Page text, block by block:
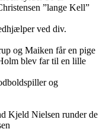
”lange Kell”
ved div.
og Maiken får en pige
blev far til en lille
og
Kjeld Nielsen runder de